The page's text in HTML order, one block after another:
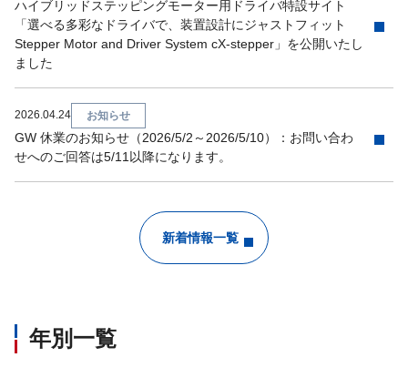
ハイブリッドステッピングモーター用ドライバ特設サイト
「選べる多彩なドライバで、装置設計にジャストフィット
Stepper Motor and Driver System cX-stepper」を公開いたし
ました
2026.04.24 お知らせ
GW 休業のお知らせ（2026/5/2～2026/5/10）：お問い合わ
せへのご回答は5/11以降になります。
新着情報一覧
年別一覧